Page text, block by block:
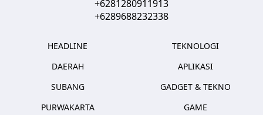
+6281280911913
+6289688232338
HEADLINE
DAERAH
SUBANG
PURWAKARTA
TEKNOLOGI
APLIKASI
GADGET & TEKNO
GAME